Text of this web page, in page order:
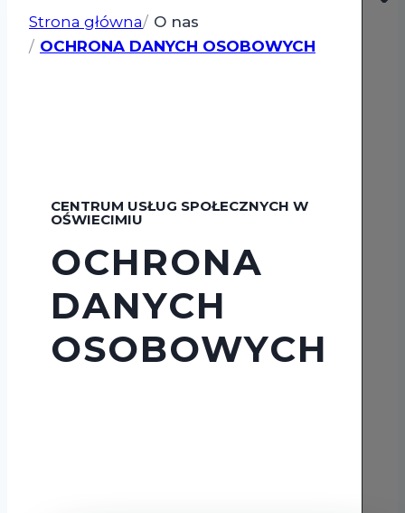
Strona główna
O nas
OCHRONA DANYCH OSOBOWYCH
CENTRUM USŁUG SPOŁECZNYCH W
OŚWIECIMIU
OCHRONA
DANYCH
OSOBOWYCH